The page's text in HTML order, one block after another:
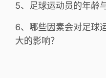
5、足球运动员的年龄
6、哪些因素会对足球
大的影响？